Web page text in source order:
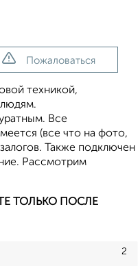
Пожаловаться
техникой,
Все
(все что на фото,
Также подключен
Рассмотрим
ТОЛЬКО ПОСЛЕ
2